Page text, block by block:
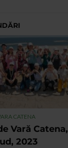
CATENA
Vară Catena,
2023